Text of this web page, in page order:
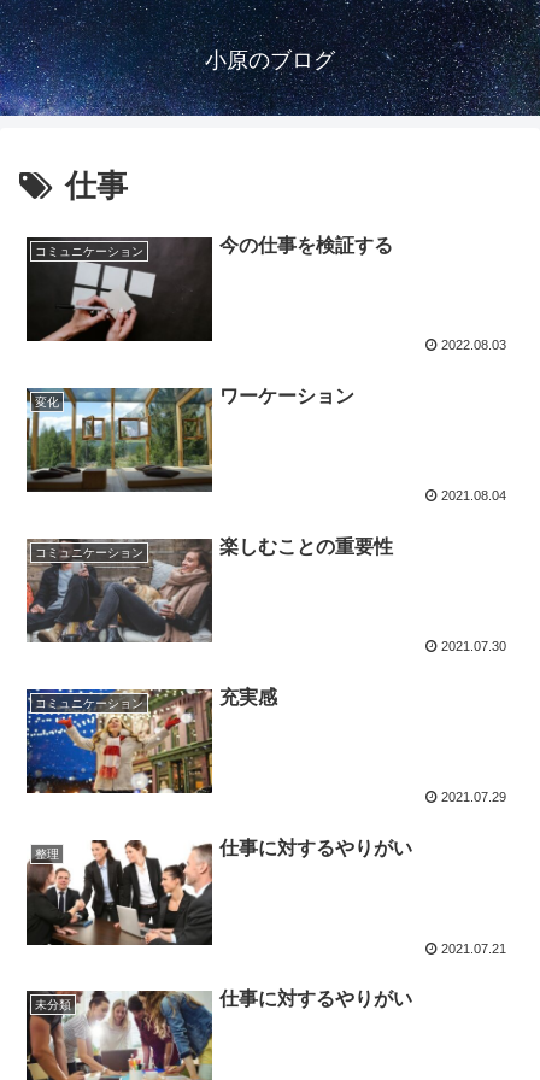
小原のブログ
仕事
コミュニケーション 今の仕事を検証する
2022.08.03
変化 ワーケーション
2021.08.04
コミュニケーション 楽しむことの重要性
2021.07.30
コミュニケーション 充実感
2021.07.29
整理 仕事に対するやりがい
2021.07.21
未分類 仕事に対するやりがい